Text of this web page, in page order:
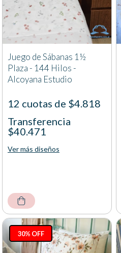
Juego de Sábanas 1½
Plaza - 144 Hilos -
Alcoyana Estudio
12 cuotas de $4.818
Transferencia
$40.471
Ver más diseños
30% OFF